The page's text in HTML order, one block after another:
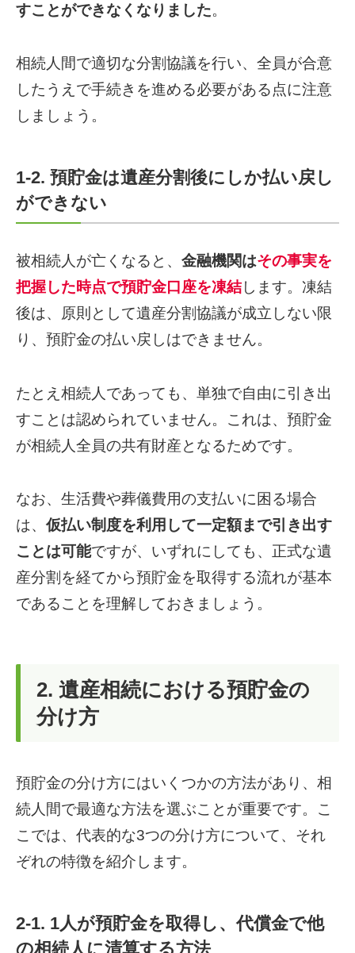
すことができなくなりました。
相続人間で適切な分割協議を行い、全員が合意
したうえで手続きを進める必要がある点に注意
しましょう。
1-2. 預貯金は遺産分割後にしか払い戻し
ができない
被相続人が亡くなると、 金融機関はその事実を
把握した時点で預貯金口座を凍結します。凍結
後は、原則として遺産分割協議が成立しない限
り、預貯金の払い戻しはできません。
たとえ相続人であっても、単独で自由に引き出
すことは認められていません。これは、預貯金
が相続人全員の共有財産となるためです。
なお、生活費や葬儀費用の支払いに困る場合
は、 仮払い制度を利用して一定額まで引き出す
ことは可能ですが、いずれにしても、正式な遺
産分割を経てから預貯金を取得する流れが基本
であることを理解しておきましょう。
2. 遺産相続における預貯金の
分け方
預貯金の分け方にはいくつかの方法があり、相
続人間で最適な方法を選ぶことが重要です。こ
こでは、代表的な3つの分け方について、それ
ぞれの特徴を紹介します。
2-1. 1人が預貯金を取得し、代償金で他